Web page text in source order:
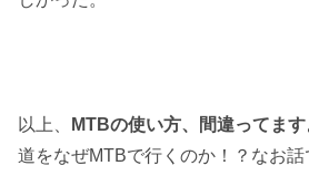
以上、 MTBの使い方、間違ってます
道をなぜMTBで行くのか！？なお